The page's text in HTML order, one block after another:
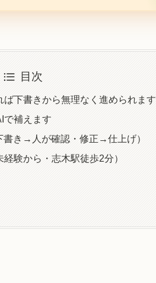
目次
下書きから無理なく進められます
で補えます
き→人が確認・修正→仕上げ）
験から・志木駅徒歩2分）